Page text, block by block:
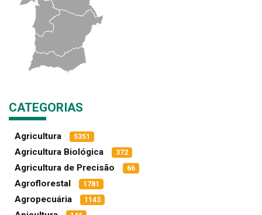
CATEGORIAS
Agricultura 5351
Agricultura Biológica 372
Agricultura de Precisão 66
Agroflorestal 1781
Agropecuária 1143